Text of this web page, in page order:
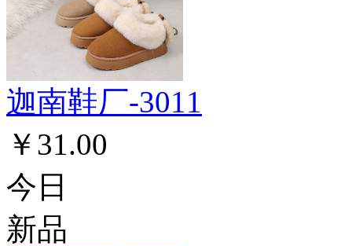
迦南鞋厂-3011
￥31.00
今日
新品